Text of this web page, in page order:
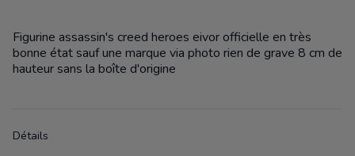
Description
Figurine assassin's creed heroes eivor officielle en très
bonne état sauf une marque via photo rien de grave 8 cm de
hauteur sans la boîte d'origine
Détails